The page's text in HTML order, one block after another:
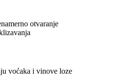
otvaranje
voćaka i vinove loze